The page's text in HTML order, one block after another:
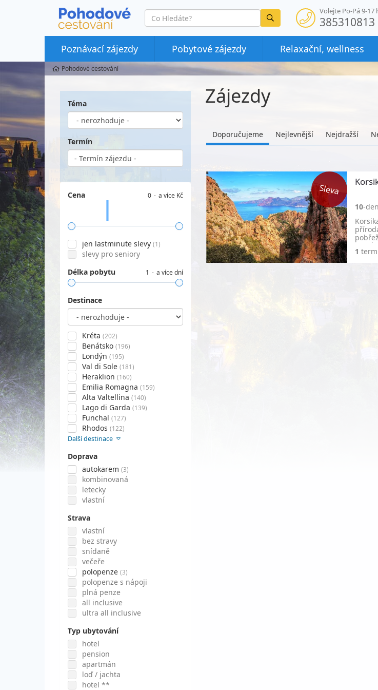
co
hledáte
Vyhledat
Volejte Po-Pá 9-17
385310813
Poznávací zájezdy Pobytové zájezdy Relaxační, wellness
Pohodové cestování
Zájezdy
Téma
Termín
Cena 0 a více Kč
jen lastminute slevy (1)
slevy pro seniory
Délka pobytu
1 a více dní
Destinace
Kréta (202)
Benátsko (196)
Londýn (195)
Val di Sole (181)
Heraklion (160)
Emilia Romagna (159)
Alta Valtellina (140)
Lago di Garda (139)
Funchal (127)
Rhodos (122)
Další destinace
Doprava
autokarem (3)
kombinovaná
letecky
vlastní
Strava
vlastní
bez stravy
snídaně
večeře
polopenze (3)
polopenze s nápoji
plná penze
all inclusive
ultra all inclusive
Typ ubytování
hotel
pension
apartmán
loď / jachta
hotel **
Doporučujeme Nejlevnější Nejdražší
10-
1